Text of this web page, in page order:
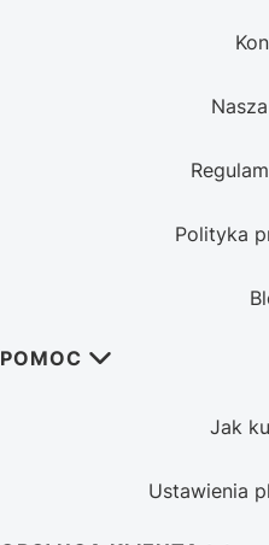
Polityka
POMOC
Jak
Ustawienia